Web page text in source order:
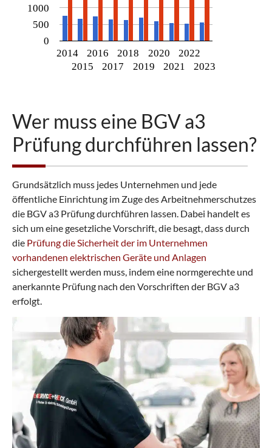
2014
2015
2016
2017
2018
2019
2020
2021
2022
2023
0
500
1000
Wer muss eine BGV a3
Prüfung durchführen lassen?
Grundsätzlich muss jedes Unternehmen und jede
öffentliche Einrichtung im Zuge des Arbeitnehmerschutzes
die BGV a3 Prüfung durchführen lassen. Dabei handelt es
sich um eine gesetzliche Vorschrift, die besagt, dass durch
die Prüfung die Sicherheit der im Unternehmen
vorhandenen elektrischen Geräte und Anlagen
sichergestellt werden muss, indem eine normgerechte und
anerkannte Prüfung nach den Vorschriften der BGV a3
erfolgt.